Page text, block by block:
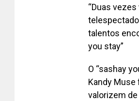
“Duas
talentos
you stay”
O “sashay
Kandy Muse
valorizem